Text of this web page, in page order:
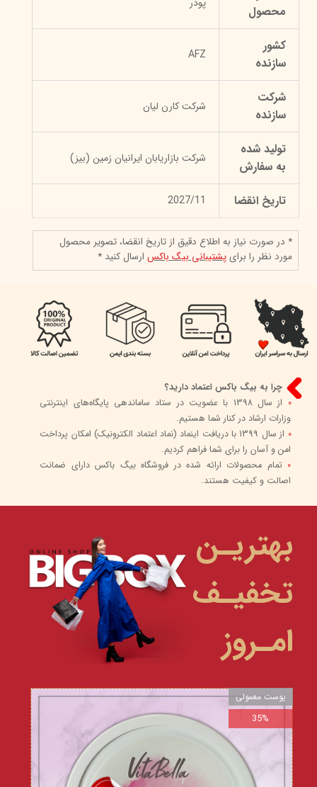
محصول
پودر
کشور
سازنده
AFZ
شرکت
سازنده
شرکت کارن لیان
تولید شده
به سفارش
شرکت بازاریابان ایرانیان زمین (بیز)
تاریخ انقضا 2027/11
* در صورت نیاز به اطلاع دقیق از تاریخ انقضا، تصویر محصول
مورد نظر را برایپشتیبانی بیگ باکسارسال کنید *
چرا به بیگ باکس اعتماد دارید؟
0
از سال 1398 با عضویت در ستاد ساماندهی پایگاه‌های اینترنتی
وزارات ارشاد در کنار شما هستیم.
0
از سال 1399 با دریافت اینماد (نماد اعتماد الکترونیک) امکان پرداخت
امن و آسان را برای شما فراهم کردیم.
0 تمام محصولات ارائه شده در فروشگاه بیگ باکس دارای ضمانت
اصالت و کیفیت هستند.
بهتریـن
تخفیـف
امـروز
پوست معمولی
35%